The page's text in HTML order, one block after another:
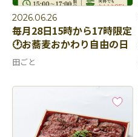
2026.06.26
毎月28日15時から17時限定
🕐お蕎麦おかわり自由の日
田ごと